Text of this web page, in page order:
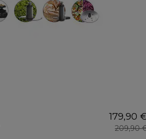
179,90
209,90